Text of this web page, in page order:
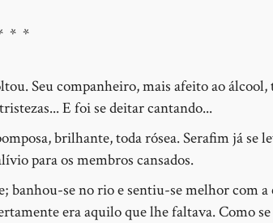
Seu companheiro, mais afeito ao álcool,
E foi se deitar cantando...
brilhante, toda rósea. Serafim já se
para os membros cansados.
banhou-se no rio e sentiu-se melhor com
era aquilo que lhe faltava. Como